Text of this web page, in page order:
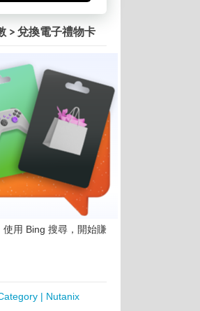
> 兌換電子禮物卡
用 Bing 搜尋，開始賺
| Nutanix